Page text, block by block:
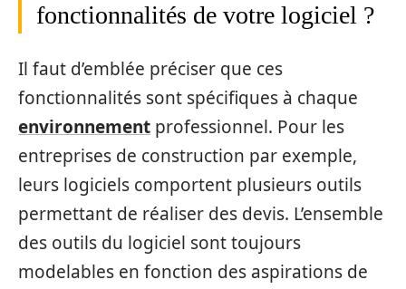
fonctionnalités de votre logiciel ?
Il faut d’emblée préciser que ces
fonctionnalités sont spécifiques à chaque
environnement professionnel. Pour les
entreprises de construction par exemple,
leurs logiciels comportent plusieurs outils
permettant de réaliser des devis. L’ensemble
des outils du logiciel sont toujours
modelables en fonction des aspirations de